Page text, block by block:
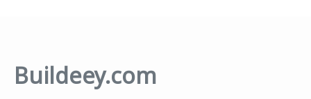
Buildeey.com